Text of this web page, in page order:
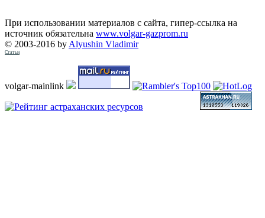
При использовании материалов с сайта, гипер-ссылка на
источник обязательна www.volgar-gazprom.ru
© 2003-2016 by Alyushin Vladimir
Статьи
volgar-mainlink